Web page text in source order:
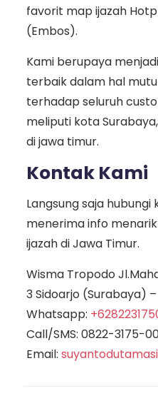
favorit map ijazah
(Embos).
Kami berupaya
terbaik dalam hal
terhadap seluruh
meliputi kota
di jawa timur.
Kontak Kami
Langsung saja
menerima info
ijazah di Jawa Timur.
Wisma Tropodo
3 Sidoarjo (Surabaya)
Whatsapp:
Call/SMS: 0822-3175-
Email: